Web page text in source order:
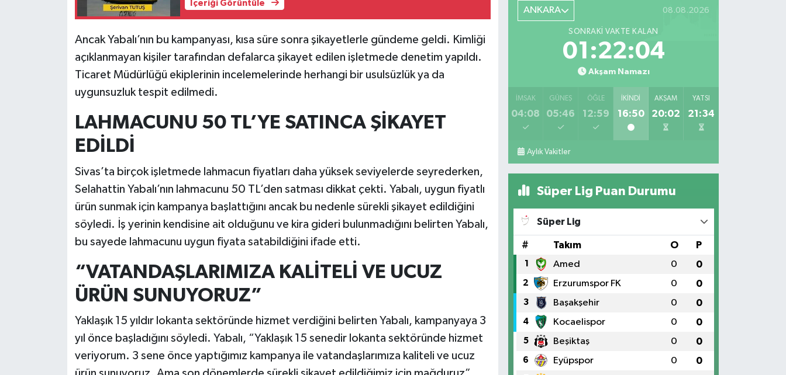
İçeriği Görüntüle
Ancak Yabalı’nın bu kampanyası, kısa süre sonra şikayetlerle gündeme geldi. Kimliği
açıklanmayan kişiler tarafından defalarca şikayet edilen işletmede denetim yapıldı.
Ticaret Müdürlüğü ekiplerinin incelemelerinde herhangi bir usulsüzlük ya da
uygunsuzluk tespit edilmedi.
LAHMACUNU 50 TL’YE SATINCA ŞİKAYET
EDİLDİ
Sivas’ta birçok işletmede lahmacun fiyatları daha yüksek seviyelerde seyrederken,
Selahattin Yabalı’nın lahmacunu 50 TL’den satması dikkat çekti. Yabalı, uygun fiyatlı
ürün sunmak için kampanya başlattığını ancak bu nedenle sürekli şikayet edildiğini
söyledi. İş yerinin kendisine ait olduğunu ve kira gideri bulunmadığını belirten Yabalı,
bu sayede lahmacunu uygun fiyata satabildiğini ifade etti.
“VATANDAŞLARIMIZA KALİTELİ VE UCUZ
ÜRÜN SUNUYORUZ”
Yaklaşık 15 yıldır lokanta sektöründe hizmet verdiğini belirten Yabalı, kampanyaya 3
yıl önce başladığını söyledi. Yabalı, “Yaklaşık 15 senedir lokanta sektöründe hizmet
veriyorum. 3 sene önce yaptığımız kampanya ile vatandaşlarımıza kaliteli ve ucuz
ANKARA 08.08.2026
SONRAKI VAKTE KALAN
01:22:03
Akşam Namazı
İMSAK
04:08
GÜNEŞ
05:46
ÖĞLE
12:59
İKINDI
16:50
AKŞAM
20:02
YATSI
21:34
Aylık Vakitler
Süper Lig Puan Durumu
Süper Lig
# Takım O P
1 Amed 0 0
2 Erzurumspor FK 0 0
3 Başakşehir 0 0
4 Kocaelispor 0 0
5 Beşiktaş 0 0
6 Eyüpspor 0 0